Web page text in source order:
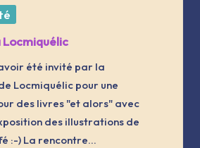
Locmiquélic
été invité par la
Locmiquélic pour une
des livres "et alors" avec
des illustrations de
:-) La rencontre…